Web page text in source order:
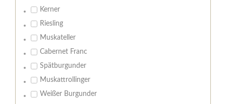
Kerner
Riesling
Muskateller
Cabernet Franc
Spätburgunder
Muskattrollinger
Weißer Burgunder